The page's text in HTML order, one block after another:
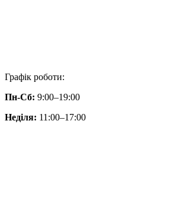
Графік роботи:
Пн-Сб: 9:00–19:00
Неділя: 11:00–17:00